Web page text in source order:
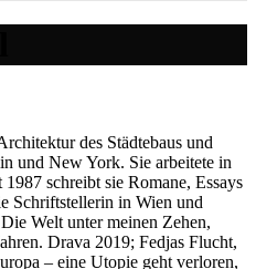
des Städtebaus und
und New York. Sie arbeitete in
schreibt sie Romane, Essays
Schriftstellerin in Wien und
Welt unter meinen Zehen,
Drava 2019; Fedjas Flucht,
– eine Utopie geht verloren,